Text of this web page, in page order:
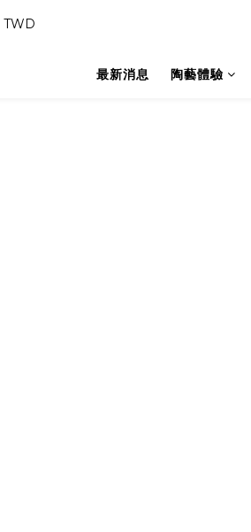
TWD
最新消息 陶藝體驗